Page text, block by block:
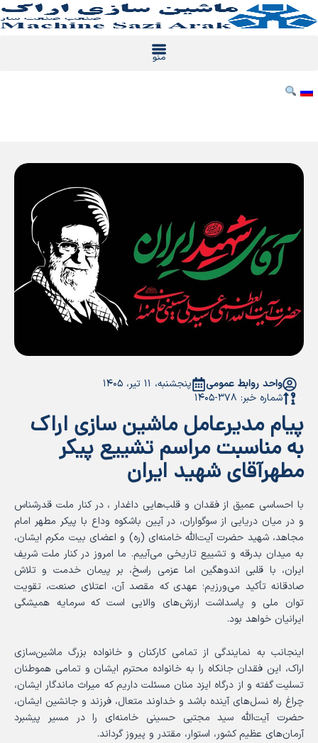
پرش
به
واحد روابط عمومی
پنجشنبه، ۱۱ تیر، ۱۴۰۵
شماره خبر: ۳۷۸-۱۴۰۵
پیام مدیرعامل ماشین سازی اراک
به مناسبت مراسم تشییع پیکر
مطهرآقای شهید ایران
با احساسی عمیق از فقدان و قلب‌هایی داغدار ، در کنار ملت قدرشناس
و در میان دریایی از سوگواران، در آیین باشکوه وداع با پیکر مطهر امام
مجاهد، شهید حضرت آیت‌الله خامنه‌ای (ره) و اعضای بیت مکرم ایشان،
به میدان بدرقه و تشییع تاریخی می‌آییم. ما امروز در کنار ملت شریف
ایران، با قلبی اندوهگین اما عزمی راسخ، بر پیمان خدمت و تلاش
صادقانه تأکید می‌ورزیم؛ عهدی که مقصد آن، اعتلای صنعت، تقویت
توان ملی و پاسداشت ارزش‌های والایی است که سرمایه همیشگی
ایرانیان خواهد بود.
اینجانب به نمایندگی از تمامی کارکنان و خانواده بزرگ ماشین‌سازی
اراک، این فقدان جانکاه را به خانواده محترم ایشان و تمامی هموطنان
تسلیت گفته و از درگاه ایزد منان مسئلت داریم که میراث ماندگار ایشان،
چراغ راه نسل‌های آینده باشد و خداوند متعال، فرزند و جانشین ایشان،
حضرت آیت‌الله سید مجتبی حسینی خامنه‌ای را در مسیر پیشبرد
آرمان‌های عظیم کشور، استوار، مقتدر و پیروز گرداند.